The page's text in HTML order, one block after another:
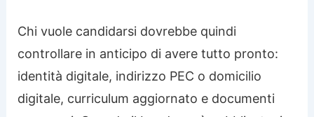
Chi vuole candidarsi dovrebbe quindi
controllare in anticipo di avere tutto pronto:
identità digitale, indirizzo PEC o domicilio
digitale, curriculum aggiornato e documenti